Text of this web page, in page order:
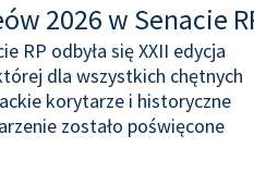
2026 w Senacie
RP odbyła się XXII edycja
dla wszystkich chętnych
korytarze i historyczne
zostało poświęcone